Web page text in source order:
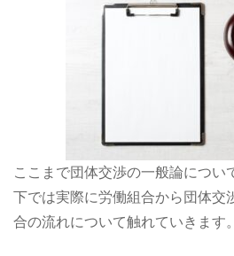
ここまで団体交渉の一般論につい
下では実際に労働組合から団体交
合の流れについて触れていきます。